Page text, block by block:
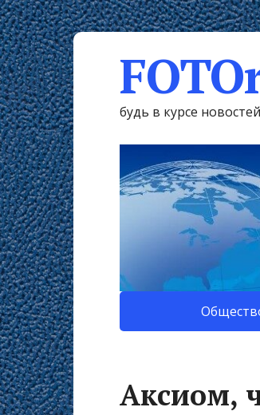
будь в курсе новостей
Аксиом,